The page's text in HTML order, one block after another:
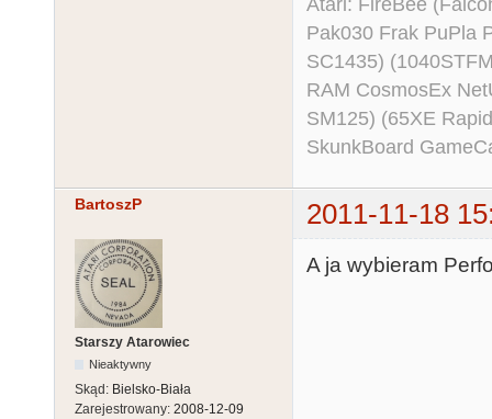
Atari: FireBee
Pak030 Frak PuPla
SC1435)
RAM CosmosEx
SM125) (65XE
SkunkBoard
BartoszP 2011-11-18
Starszy Atarowiec
Nieaktywny
Skąd: Bielsko-Biała
Zarejestrowany: 2008-12-09
A ja wybieram